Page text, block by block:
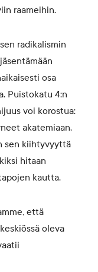
raameihin.
radikalismin
osa
Puistokatu 4:n
voi korostua:
akatemiaan,
sen kiihtyvyyttä
hitaan
kautta.
että
oleva